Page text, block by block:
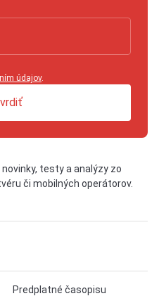
údajov.
testy a analýzy zo
či mobilných operátorov.
Predplatné časopisu